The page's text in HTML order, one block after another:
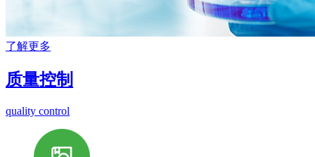
了解更多
质量控制
quality control